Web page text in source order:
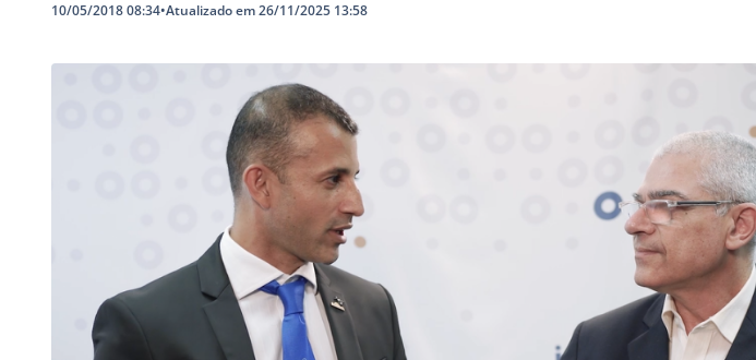
10/05/2018 08:34•Atualizado em 26/11/2025 13:58